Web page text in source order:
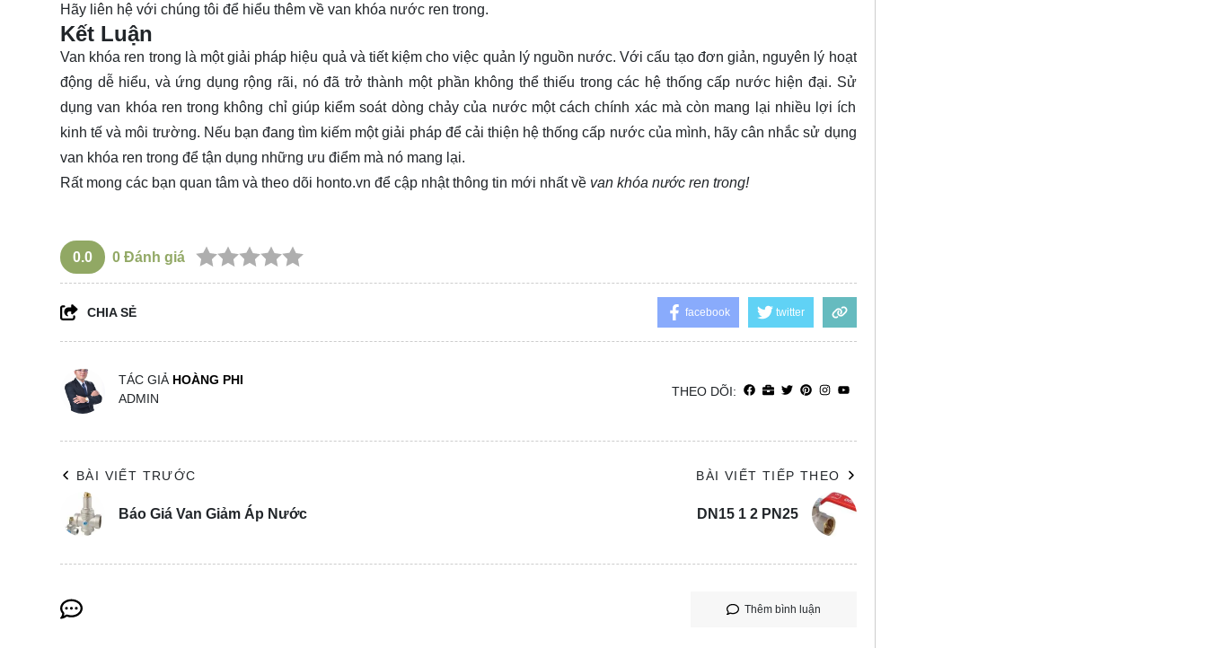
Hãy liên hệ với chúng tôi để hiểu thêm về van khóa nước ren trong.
Kết Luận
Van khóa ren trong là một giải pháp hiệu quả và tiết kiệm cho việc quản lý nguồn nước. Với cấu tạo đơn giản, nguyên lý hoạt
động dễ hiểu, và ứng dụng rộng rãi, nó đã trở thành một phần không thể thiếu trong các hệ thống cấp nước hiện đại. Sử
dụng van khóa ren trong không chỉ giúp kiểm soát dòng chảy của nước một cách chính xác mà còn mang lại nhiều lợi ích
kinh tế và môi trường. Nếu bạn đang tìm kiếm một giải pháp để cải thiện hệ thống cấp nước của mình, hãy cân nhắc sử dụng
van khóa ren trong để tận dụng những ưu điểm mà nó mang lại.
Rất mong các bạn quan tâm và theo dõi honto.vn để cập nhật thông tin mới nhất về van khóa nước ren trong!
0.0 0 Đánh giá
CHIA SẺ facebook twitter
TÁC GIẢ HOÀNG PHI
ADMIN
THEO DÕI:
BÀI VIẾT TRƯỚC
Báo Giá Van Giảm Áp Nước
BÀI VIẾT TIẾP THEO
DN15 1 2 PN25
Thêm bình luận